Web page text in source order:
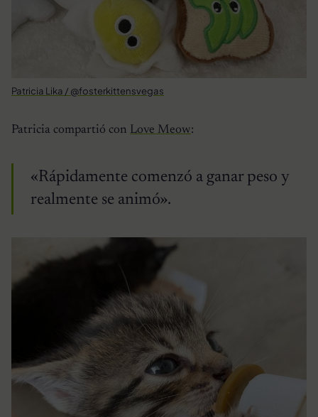
Patricia Lika / @fosterkittensvegas
Patricia compartió con Love Meow:
«Rápidamente comenzó a ganar peso y
realmente se animó».